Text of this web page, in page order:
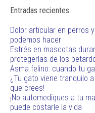
Entradas recientes
Dolor articular en perros
podemos hacer
Estrés en mascotas
protegerlas de los
Asma felino: cuando tu
¿Tu gato viene tranquilo
que crees!
¡No automediques a tu
puede costarle la vida